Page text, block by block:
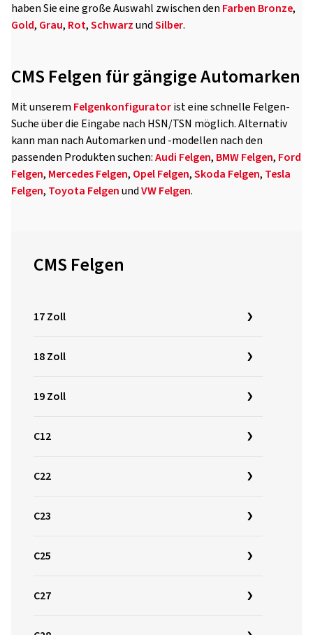
haben Sie eine große Auswahl zwischen den Farben Bronze,
Gold, Grau, Rot,SchwarzundSilber.
CMS Felgen für gängige Automarken
Mit unserem Felgenkonfiguratorist eine schnelle Felgen-
Suche über die Eingabe nach HSN/TSN möglich. Alternativ
kann man nach Automarken und -modellen nach den
passenden Produkten suchen:Audi Felgen, BMW Felgen, Ford
Felgen, Mercedes Felgen, Opel Felgen,Skoda Felgen, Tesla
Felgen, Toyota FelgenundVW Felgen.
CMS Felgen
17 Zoll
18 Zoll
19 Zoll
C12
C22
C23
C25
C27